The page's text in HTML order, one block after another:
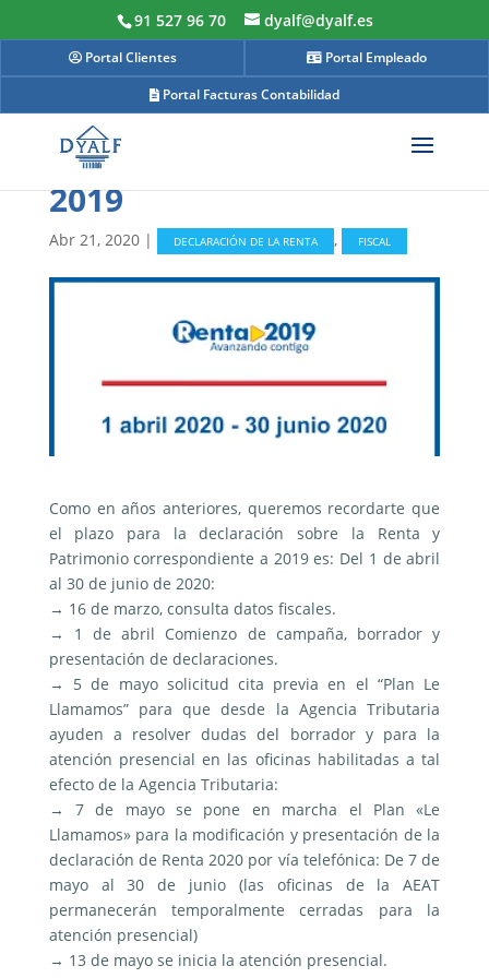
91 527 96 70 dyalf@dyalf.es
Portal Clientes
Portal Empleado
Portal Facturas Contabilidad
Renta y Patrimonio ej
2019
Abr 21, 2020| DECLARACIÓN DE LA RENTA , FISCAL
Como en años anteriores, queremos recordarte que
el plazo para la declaración sobre la Renta y
Patrimonio correspondiente a 2019 es: Del 1 de abril
al 30 de junio de 2020:
→ 16 de marzo, consulta datos fiscales.
→ 1 de abril Comienzo de campaña, borrador y
presentación de declaraciones.
→ 5 de mayo solicitud cita previa en el “Plan Le
Llamamos” para que desde la Agencia Tributaria
ayuden a resolver dudas del borrador y para la
atención presencial en las oficinas habilitadas a tal
efecto de la Agencia Tributaria:
→ 7 de mayo se pone en marcha el Plan «Le
Llamamos» para la modificación y presentación de la
declaración de Renta 2020 por vía telefónica: De 7 de
mayo al 30 de junio (las oficinas de la AEAT
permanecerán temporalmente cerradas para la
atención presencial)
→ 13 de mayo se inicia la atención presencial.